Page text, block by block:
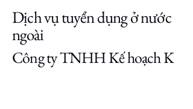
Dịch vụ tuyển dụng ở nước
ngoài
Công ty TNHH Kế hoạch K